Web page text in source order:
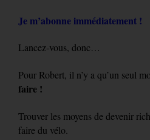
Je m’abonne immédiatement !
Lancez-vous, donc…
Pour Robert, il n’y a qu’un seul
faire !
Trouver les moyens de devenir
faire du vélo.